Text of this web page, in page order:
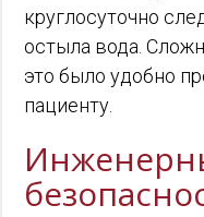
круглосуточно
остыла вода.
это было удобно
пациенту.